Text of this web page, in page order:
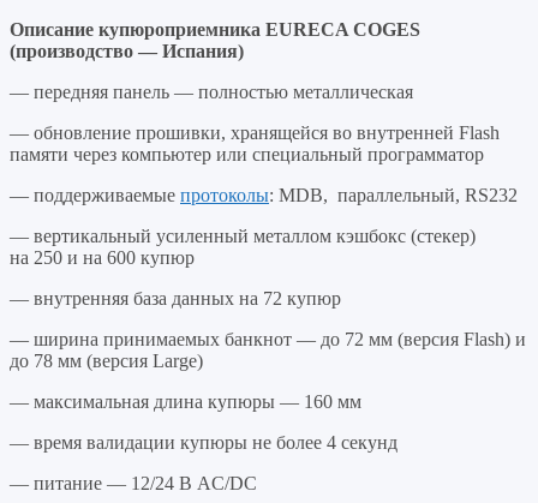
Описание купюроприемника EURECA COGES
(производство — Испания)
— передняя панель — полностью металлическая
— обновление прошивки, хранящейся во внутренней Flash
памяти через компьютер или специальный программатор
— поддерживаемые протоколы: MDB, параллельный, RS232
— вертикальный усиленный металлом кэшбокс (стекер)
на 250 и на 600 купюр
— внутренняя база данных на 72 купюр
— ширина принимаемых банкнот — до 72 мм (версия Flash) и
до 78 мм (версия Large)
— максимальная длина купюры — 160 мм
— время валидации купюры не более 4 секунд
— питание — 12/24 В AC/DC